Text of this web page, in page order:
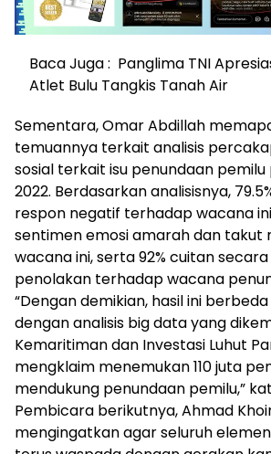
Baca Juga : Panglima TNI
Atlet Bulu Tangkis Tanah Air
Sementara, Omar Abdillah
temuannya terkait analisis
sosial terkait isu penundaan
2022. Berdasarkan analisisnya,
respon negatif terhadap wacana
sentimen emosi amarah dan takut
wacana ini, serta 92% cuitan
penolakan terhadap wacana
“Dengan demikian, hasil ini
dengan analisis big data yang
Kemaritiman dan Investasi Luhut
mengklaim menemukan 110 juta
mendukung penundaan pemilu,”
Pembicara berikutnya, Ahmad
mengingatkan agar seluruh